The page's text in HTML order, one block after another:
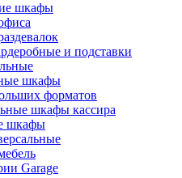
шкафы
и подставки
шкафы
форматов
шкафы кассира
шкафы
Garage